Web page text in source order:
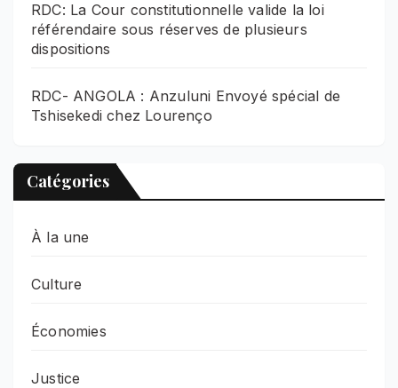
RDC: La Cour constitutionnelle valide la loi
référendaire sous réserves de plusieurs
dispositions
RDC- ANGOLA : Anzuluni Envoyé spécial de
Tshisekedi chez Lourenço
Catégories
À la une
Culture
Économies
Justice